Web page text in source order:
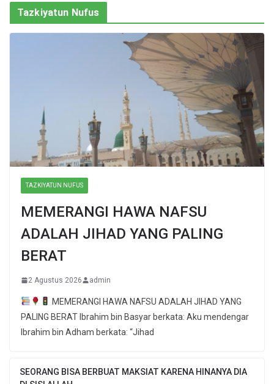
Tazkiyatun Nufus
TAZKIYATUN NUFUS
MEMERANGI HAWA NAFSU
ADALAH JIHAD YANG PALING
BERAT
2 Agustus 2026 admin
MEMERANGI HAWA NAFSU ADALAH JIHAD YANG
PALING BERAT Ibrahim bin Basyar berkata: Aku mendengar
Ibrahim bin Adham berkata: “Jihad
SEORANG BISA BERBUAT MAKSIAT KARENA HINANYA DIA